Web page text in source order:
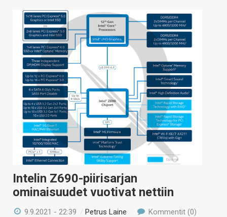
Intelin Z690-piirisarjan
ominaisuudet vuotivat nettiin
9.9.2021 - 22:39 /Petrus Laine Kommentit (0)